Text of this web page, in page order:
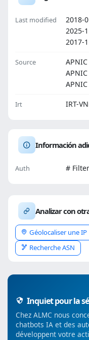
Last modified
2018-
2025-
2017-
Source
APNIC
APNIC
APNIC
Irt IRT-
Información
Auth #
Analizar con
Géolocaliser une IP
Recherche ASN
Inquiet pour la
Chez ALMC nous
chatbots IA et des
développent votre